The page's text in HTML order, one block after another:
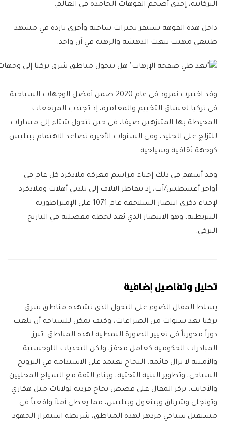
البركانية، إحدى أضخم الفوهات الخامدة في العالم.
داخل هذه الفوهة تستقر بحيرات ساخنة وأخرى باردة في مشهد
طبيعي مهيب يبعث الدهشة والرهبة في آن واحد.
وقد اختيرت نمرود في عام 2020 ضمن أفضل الوجهات السياحية
في تركيا لعشاق التخييم والمغامرة، إذ تجتذب المرتفعات
المحيطة بها المتنزهين صيفا، في حين تتحول شتاء إلى مسارات
للتزلج على الجليد، وفي السنوات الأخيرة تصاعد الاهتمام ببتليس
كوجهة ثقافية وسياحية.
وقد أسهم في ذلك إحياء مراسم معركة ملاذكرد كل عام في
أواخر أغسطس/آب، إذ يتقاطر الآلاف إلى بلدتي أهلات وملاذكرد
لإحياء ذكرى انتصار السلاجقة عام 1071 على الإمبراطورية
البيزنطية، وهو الانتصار الذي يُعد لحظة مفصلية في التاريخ
التركي.
تحليل وتفاصيل إضافية
يسلط المقال الضوء على التحول الذي تشهده مناطق شرق
تركيا بعد سنوات من الصراعات، وكيف يمكن للسياحة أن تلعب
دوراً محورياً في تغيير الصورة النمطية لهذه المناطق. تبرز
المبادرات الحكومية كعامل محفز، ولكن التحديات اللوجستية
والأمنية لا تزال قائمة. النجاح يعتمد على الاستدامة في الترويج
السياحي، وتطوير البنية التحتية، وبناء الثقة مع السياح المحليين
والأجانب. يركز المقال على قصص نجاح فردية لولايات مثل هكاري
وتونجلي وشرناق وبينغول وبتليس، مما يعطي أملاً واقعياً في
مستقبل سياحي مزدهر لهذه المناطق، شريطة استمرار الجهود